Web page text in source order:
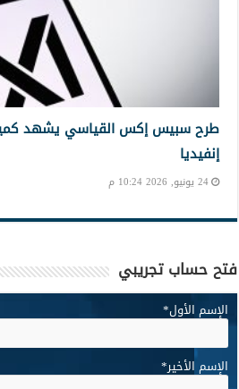
طرح سبيس إكس القياسي يشهد
إنفيديا
24 يونيو, 2026 10:24 م
فتح حساب تجريبي
الإسم الأول*
الإسم الأخير*